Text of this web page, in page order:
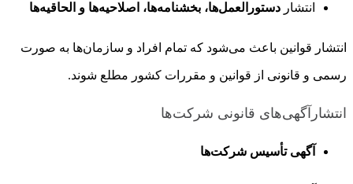
انتشار دستورالعمل‌ها، بخشنامه‌ها، اصلاحیه‌ها و الحاقیه‌ها
انتشار قوانین باعث می‌شود که تمام افراد و سازمان‌ها به صورت
رسمی و قانونی از قوانین و مقررات کشور مطلع شوند.
انتشارآگهی‌های قانونی شرکت‌ها
آگهی تأسیس شرکت‌ها